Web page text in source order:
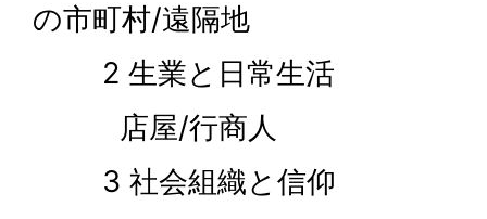
の市町村/遠隔地
2 生業と日常生活
店屋/行商人
3 社会組織と信仰